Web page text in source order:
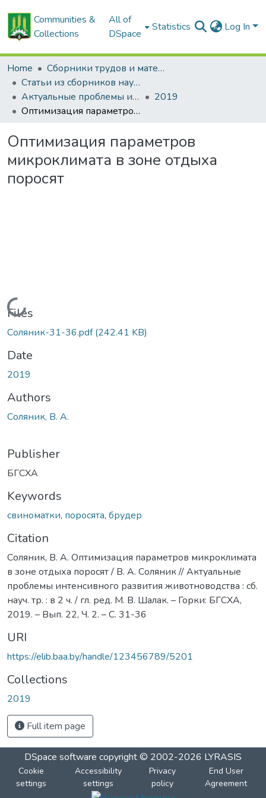
Communities &
Collections
All of
DSpace
Statistics Log In
Home
Сборники трудов и материалов конференций
Статьи из сборников научных трудов
Актуальные проблемы интенсивного развития животноводства: сб. науч. тр.
2019
Оптимизация параметров микроклимата в зоне отдыха поросят
Оптимизация параметров
микроклимата в зоне отдыха
поросят
Loading...
Files
Соляник-31-36.pdf(242.41 KB)
Date
2019
Authors
Соляник, В. А.
Publisher
БГСХА
Keywords
свиноматки, поросята, брудер
Citation
Соляник, В. А. Оптимизация параметров микроклимата
в зоне отдыха поросят / В. А. Соляник // Актуальные
проблемы интенсивного развития животноводства : сб.
науч. тр. : в 2 ч. / гл. ред. М. В. Шалак. – Горки: БГСХА,
2019. – Вып. 22, Ч. 2. – С. 31-36
URI
https://elib.baa.by/handle/123456789/5201
Collections
2019
Full item page
DSpace software copyright © 2002-2026 LYRASIS
Cookie
settings
Accessibility
settings
Privacy
policy
End User
Agreement